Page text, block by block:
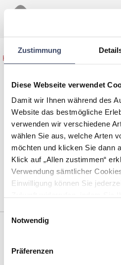
Zustimmung
Diese Webseite verwendet
Damit wir Ihnen während des
Website das bestmögliche
verwenden wir verschiedene
wählen Sie aus, welche Arten
möchten und klicken Sie dann
Klick auf „Allen zustimmen“
Verwendung sämtlicher
Einwilligung können Sie
https://www.unternehmen-
Einwilligungsauswahl
Notwendig
Präferenzen
Home
Kinderfreundliche
Innenstadt
Auf Gehsteigen und/oder in der
Anreize/Spielmöglichkeiten für
die Belebung der Innenstadt durch
von Familien.
Impressum
Kontakt